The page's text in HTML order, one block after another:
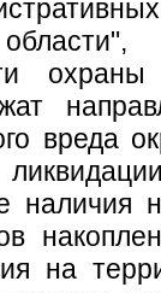
вреда
на